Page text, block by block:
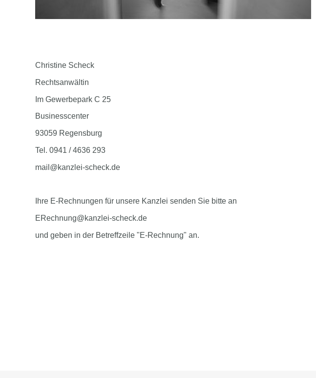
Christine Scheck
Rechtsanwältin
Im Gewerbepark C 25
Businesscenter
93059 Regensburg
Tel. 0941 / 4636 293
mail@kanzlei-scheck.de
Ihre E-Rechnungen für unsere Kanzlei senden Sie bitte an
ERechnung@kanzlei-scheck.de
und geben in der Betreffzeile "E-Rechnung" an.